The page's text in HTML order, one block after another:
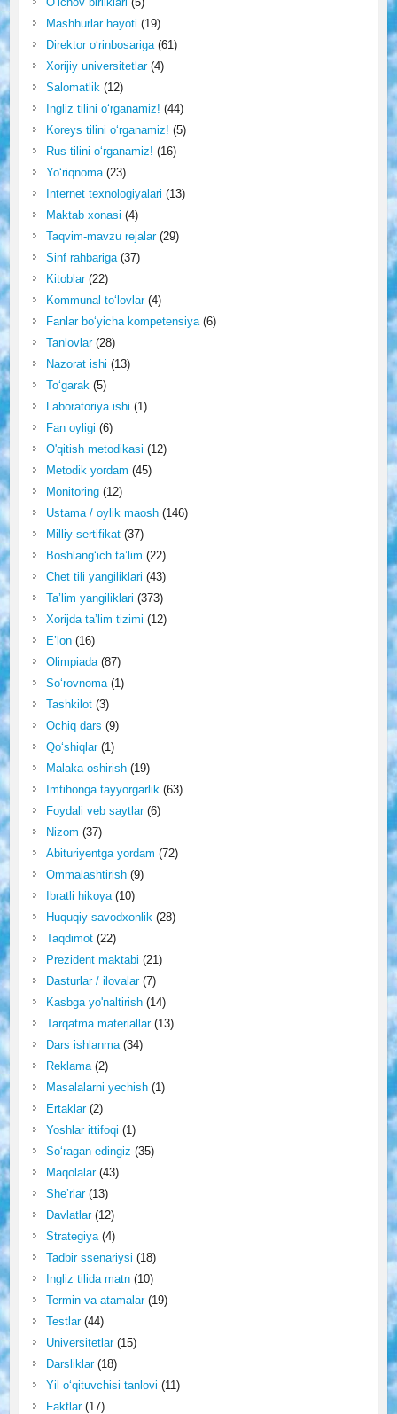
Mashhurlar hayoti (19)
Direktor o‘rinbosariga(61)
Xorijiy universitetlar(4)
Salomatlik(12)
Ingliz tilini o‘rganamiz! (44)
Koreys tilini o‘rganamiz! (5)
Rus tilini o‘rganamiz! (16)
Yo‘riqnoma(23)
Internet texnologiyalari (13)
Maktab xonasi (4)
Taqvim-mavzu rejalar(29)
Sinf rahbariga(37)
Kitoblar(22)
Kommunal to‘lovlar(4)
Fanlar bo‘yicha kompetensiya(6)
Tanlovlar(28)
Nazorat ishi (13)
To‘garak(5)
Laboratoriya ishi (1)
Fan oyligi (6)
O'qitish metodikasi (12)
Metodik yordam (45)
Monitoring(12)
Ustama / oylik maosh(146)
Milliy sertifikat(37)
Boshlang‘ich ta’lim (22)
Chet tili yangiliklari (43)
Ta’lim yangiliklari (373)
Xorijda ta’lim tizimi (12)
E’lon(16)
Olimpiada(87)
So‘rovnoma(1)
Tashkilot(3)
Ochiq dars (9)
Qo‘shiqlar(1)
Malaka oshirish(19)
Imtihonga tayyorgarlik(63)
Foydali veb saytlar(6)
Nizom (37)
Abituriyentga yordam (72)
Ommalashtirish(9)
Ibratli hikoya(10)
Huquqiy savodxonlik(28)
Taqdimot(22)
Prezident maktabi (21)
Dasturlar / ilovalar(7)
Kasbga yo'naltirish(14)
Tarqatma materiallar(13)
Dars ishlanma(34)
Reklama(2)
Masalalarni yechish(1)
Ertaklar(2)
Yoshlar ittifoqi (1)
So‘ragan edingiz (35)
Maqolalar(43)
She’rlar(13)
Davlatlar(12)
Strategiya(4)
Tadbir ssenariysi (18)
Ingliz tilida matn(10)
Termin va atamalar(19)
Testlar(44)
Universitetlar(15)
Darsliklar(18)
Yil o‘qituvchisi tanlovi (11)
Faktlar(17)